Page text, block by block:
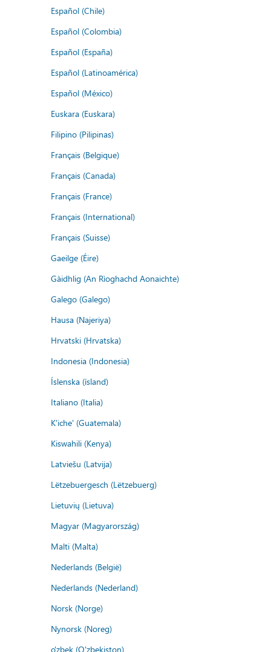
Español (Chile)
Español (Colombia)
Español (España)
Español (Latinoamérica)
Español (México)
Euskara (Euskara)
Filipino (Pilipinas)
Français (Belgique)
Français (Canada)
Français (France)
Français (International)
Français (Suisse)
Gaeilge (Éire)
Gàidhlig (An Rìoghachd Aonaichte)
Galego (Galego)
Hausa (Najeriya)
Hrvatski (Hrvatska)
Indonesia (Indonesia)
Íslenska (ísland)
Italiano (Italia)
K'iche' (Guatemala)
Kiswahili (Kenya)
Latviešu (Latvija)
Lëtzebuergesch (Lëtzebuerg)
Lietuvių (Lietuva)
Magyar (Magyarország)
Malti (Malta)
Nederlands (België)
Nederlands (Nederland)
Norsk (Norge)
Nynorsk (Noreg)
o'zbek (O'zbekiston)